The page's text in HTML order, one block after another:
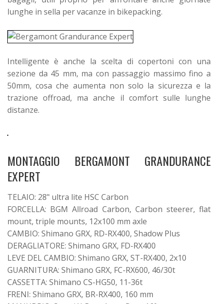
lunghe in sella per vacanze in bikepacking.
Intelligente è anche la scelta di copertoni con una
sezione da 45 mm, ma con passaggio massimo fino a
50mm, cosa che aumenta non solo la sicurezza e la
trazione offroad, ma anche il comfort sulle lunghe
distanze.
MONTAGGIO BERGAMONT GRANDURANCE
EXPERT
TELAIO: 28" ultra lite HSC Carbon
FORCELLA: BGM Allroad Carbon, Carbon steerer, flat
mount, triple mounts, 12x100 mm axle
CAMBIO: Shimano GRX, RD-RX400, Shadow Plus
DERAGLIATORE: Shimano GRX, FD-RX400
LEVE DEL CAMBIO: Shimano GRX, ST-RX400, 2x10
GUARNITURA: Shimano GRX, FC-RX600, 46/30t
CASSETTA: Shimano CS-HG50, 11-36t
FRENI: Shimano GRX, BR-RX400, 160 mm